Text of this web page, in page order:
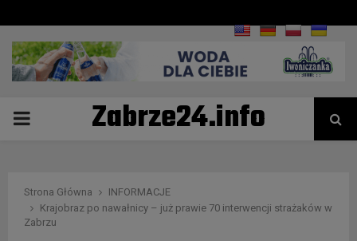
PRIMARYZabrze24.info
Strona Główna
INFORMACJE
Krajobraz po nawałnicy – już prawie 70 interwencji strażaków w
Zabrzu